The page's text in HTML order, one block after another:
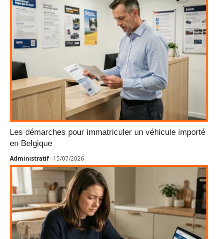
Les démarches pour immatriculer un véhicule importé
en Belgique
Administratif 15/07/2026